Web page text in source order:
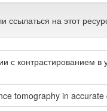
ссылаться на этот
с контрастированием
tomography in